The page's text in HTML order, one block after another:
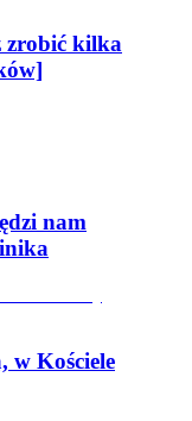
zrobić kilka
nam
w Kościele